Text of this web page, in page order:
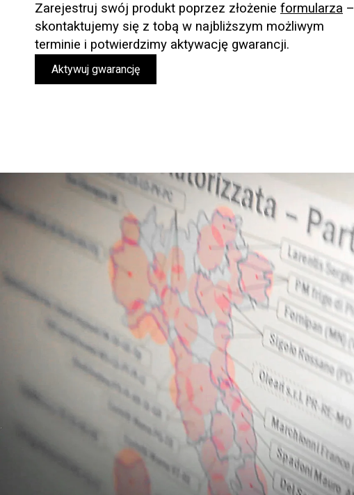
Zarejestruj swój produkt poprzez złożenie formularza –
skontaktujemy się z tobą w najbliższym możliwym
terminie i potwierdzimy aktywację gwarancji.
Aktywuj gwarancję